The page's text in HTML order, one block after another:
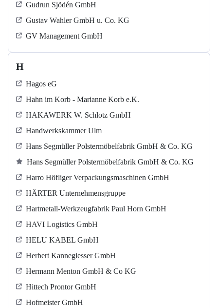
Gudrun Sjödén GmbH
Gustav Wahler GmbH u. Co. KG
GV Management GmbH
H
Hagos eG
Hahn im Korb - Marianne Korb e.K.
HAKAWERK W. Schlotz GmbH
Handwerkskammer Ulm
Hans Segmüller Polstermöbelfabrik GmbH & Co. KG
Hans Segmüller Polstermöbelfabrik GmbH & Co. KG
Harro Höfliger Verpackungsmaschinen GmbH
HÄRTER Unternehmensgruppe
Hartmetall-Werkzeugfabrik Paul Horn GmbH
HAVI Logistics GmbH
HELU KABEL GmbH
Herbert Kannegiesser GmbH
Hermann Menton GmbH & Co KG
Hittech Prontor GmbH
Hofmeister GmbH